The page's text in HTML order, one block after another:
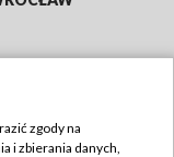
zgody na
i zbierania danych,